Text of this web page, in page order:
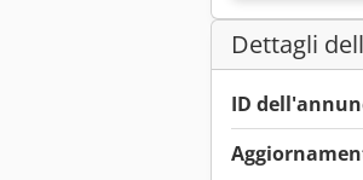
Dettagli
ID